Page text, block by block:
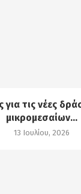
για τις νέες
μικρομεσαίων...
13 Ιουλίου, 2026